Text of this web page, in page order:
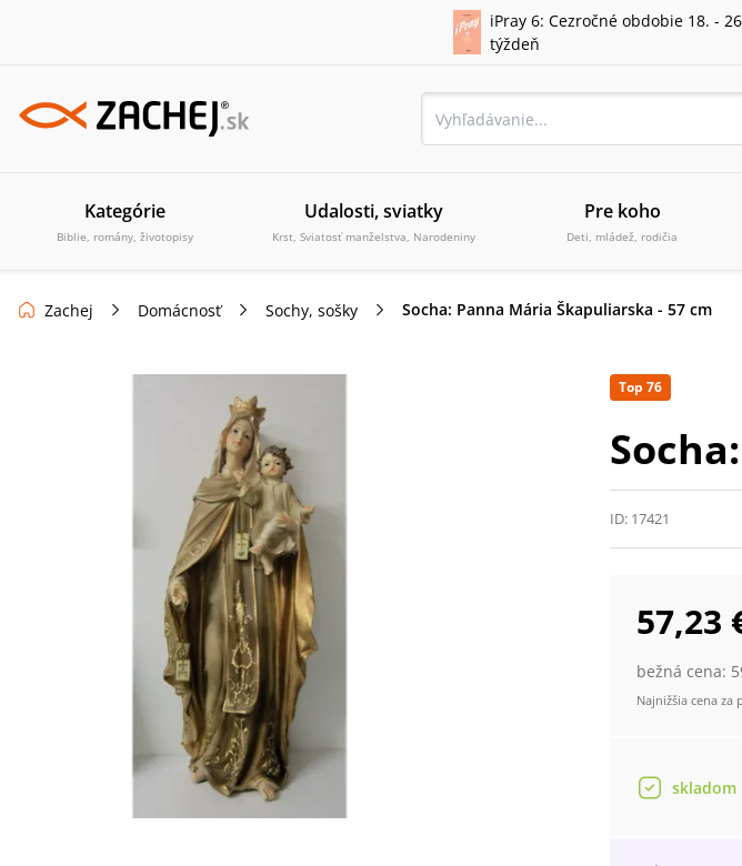
iPray 6: Cezročné obdobie 18. -
týždeň
Kategórie
Biblie, romány, životopisy
Udalosti, sviatky
Krst, Sviatosť manželstva, Narodeniny
Pre koho
Deti, mládež, rodičia
Zachej Domácnosť Sochy, sošky Socha: Panna Mária Škapuliarska - 57 cm
Top 76
ID: 17421
57,23
bežná cena:
Najnižšia cena
skladom